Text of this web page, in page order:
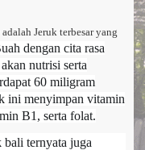
adalah Jeruk terbesar yang
dengan cita rasa
nutrisi serta
60 miligram
ini menyimpan vitamin
B1, serta folat.
ternyata juga